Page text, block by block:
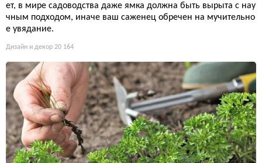
ет, в мире садоводства даже ямка должна быть вырыта с нау
чным подходом, иначе ваш саженец обречен на мучительно
е увядание.
Дизайн и декор 20 164